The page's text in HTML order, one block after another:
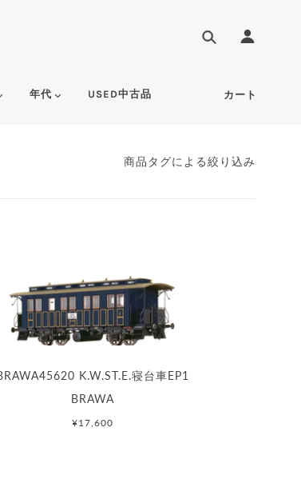
年代 USED中古品 カート
商品タグによる絞り込み
K.W.ST.E.寝台車EP1
BRAWA
¥17,600